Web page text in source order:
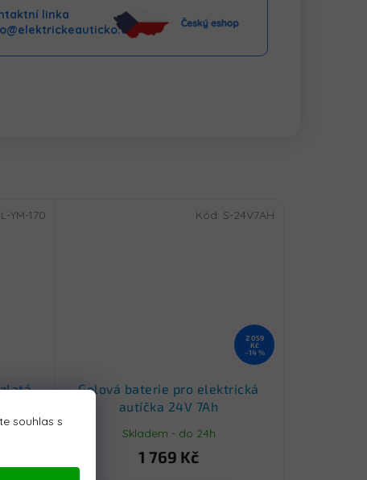
souhlas s
linka
YM-170
2 059
Kč
–14 %
Gelová baterie pro elektrická
autíčka 24V 7Ah
Skladem - do 24h
1 769 Kč
Kód: S-24V7AH